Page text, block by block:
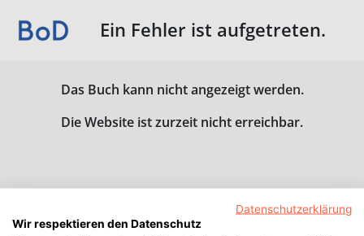
Ein Fehler ist aufgetreten.
Das Buch kann nicht angezeigt werden.
Die Website ist zurzeit nicht erreichbar.
Datenschutzerklärung
Wir respektieren den Datenschutz